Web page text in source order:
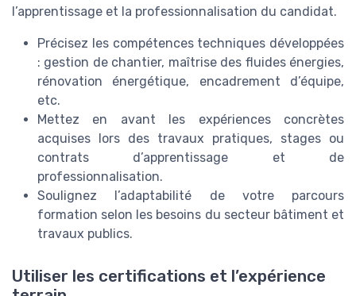
l’apprentissage et la professionnalisation du candidat.
Précisez les compétences techniques développées
: gestion de chantier, maîtrise des fluides énergies,
rénovation énergétique, encadrement d’équipe,
etc.
Mettez en avant les expériences concrètes
acquises lors des travaux pratiques, stages ou
contrats d’apprentissage et de
professionnalisation.
Soulignez l’adaptabilité de votre parcours
formation selon les besoins du secteur bâtiment et
travaux publics.
Utiliser les certifications et l’expérience